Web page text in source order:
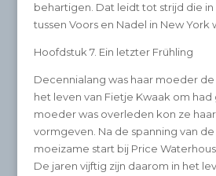
behartigen. Dat leidt tot strijd die
tussen Voors en Nadel in New York
Hoofdstuk 7. Ein letzter Frühling
Decennialang was haar moeder
het leven van Fietje Kwaak om had
moeder was overleden kon ze
vormgeven. Na de spanning van
moeizame start bij Price
De jaren vijftig zijn daarom in het